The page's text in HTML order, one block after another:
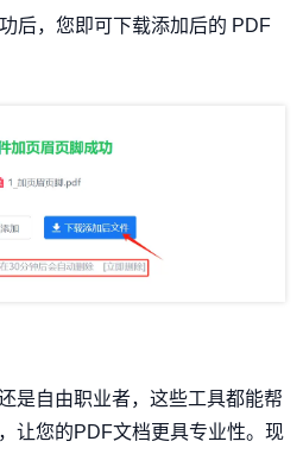
后，您即可下载添加后的 PDF
是自由职业者，这些工具都能帮
让您的PDF文档更具专业性。现